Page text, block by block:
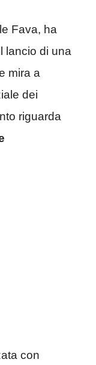
Fava, ha
lancio di una
mira a
dei
riguarda
con